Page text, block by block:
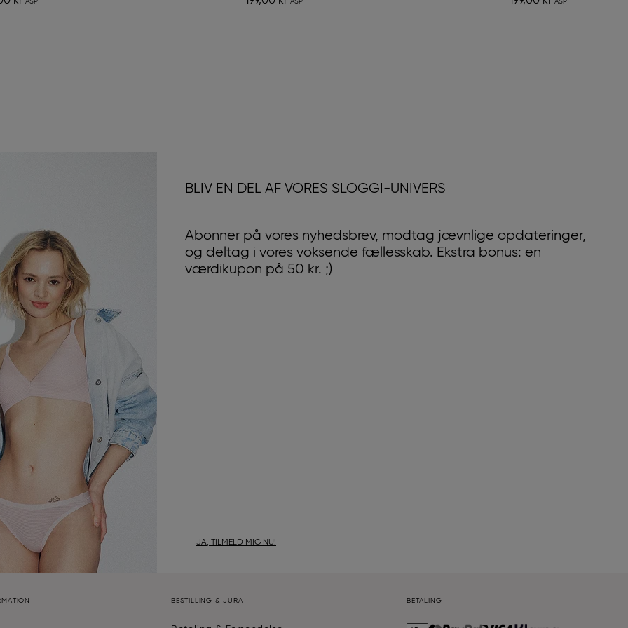
BLIV EN DEL AF VORES SLOGGI-UNIVERS
Abonner på vores nyhedsbrev, modtag jævnlige opdateringer,
og deltag i vores voksende fællesskab. Ekstra bonus: en
værdikupon på 50 kr. ;)
JA, TILMELD MIG NU!
BESTILLING & JURA BETALING